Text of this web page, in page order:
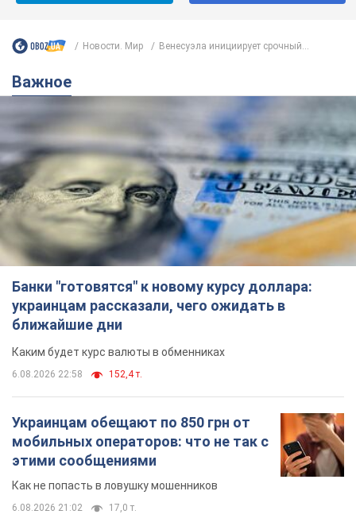
Банки "готовятся" к новому курсу доллара:
украинцам рассказали, чего ожидать в
ближайшие дни
Каким будет курс валюты в обменниках
6.08.2026 22:58 152,4 т.
Украинцам обещают по 850 грн от
мобильных операторов: что не так с
этими сообщениями
Как не попасть в ловушку мошенников
6.08.2026 21:02 17,0 т.
Самый дорогой футболист
"Динамо" забил "Карабаху" уже на
10-й минуте матча. Видео
Поединок проходит в Польше
6.08.2026 20:48 7,1 т.